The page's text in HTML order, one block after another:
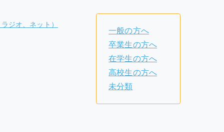
ジオ、ネット）
一般の方へ
卒業生の方へ
在学生の方へ
高校生の方へ
未分類